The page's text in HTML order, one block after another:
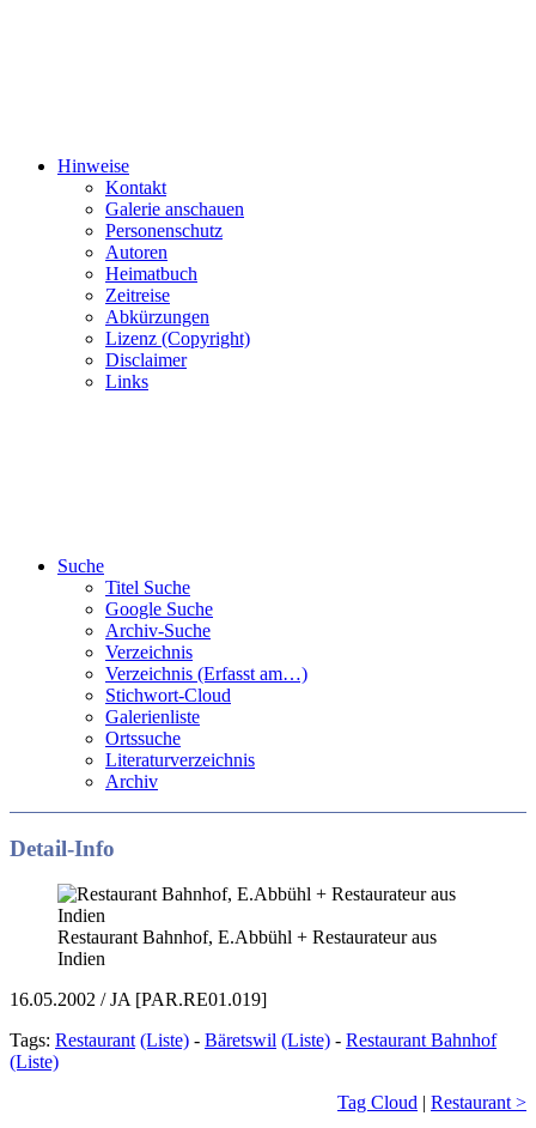
Hinweise
Kontakt
Galerie anschauen
Personenschutz
Autoren
Heimatbuch
Zeitreise
Abkürzungen
Lizenz (Copyright)
Disclaimer
Links
Suche
Titel Suche
Google Suche
Archiv-Suche
Verzeichnis
Verzeichnis (Erfasst am…)
Stichwort-Cloud
Galerienliste
Ortssuche
Literaturverzeichnis
Archiv
Detail-Info
Restaurant Bahnhof, E.Abbühl + Restaurateur aus
Indien
16.05.2002 / JA [PAR.RE01.019]
Tags: Restaurant (Liste) - Bäretswil (Liste) - Restaurant Bahnhof
(Liste)
Tag Cloud | Restaurant >